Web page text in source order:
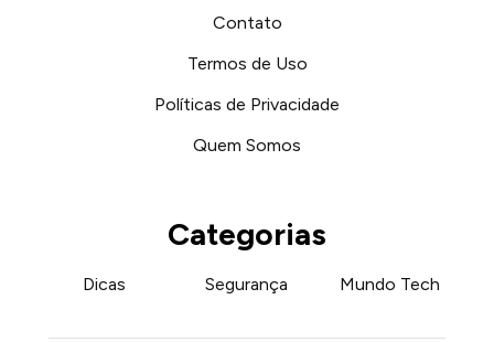
Contato
Termos de Uso
Políticas de Privacidade
Quem Somos
Categorias
Dicas Segurança Mundo Tech